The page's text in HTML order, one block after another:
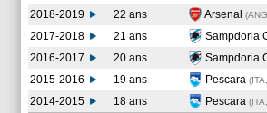
2018-2019
22 ans Arsenal (ANG
2017-2018
21 ans Sampdoria
2016-2017
20 ans Sampdoria
2015-2016
19 ans Pescara
2014-2015
18 ans Pescara